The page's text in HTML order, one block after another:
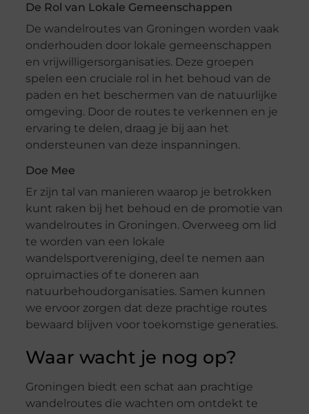
De Rol van Lokale Gemeenschappen
De wandelroutes van Groningen worden vaak
onderhouden door lokale gemeenschappen
en vrijwilligersorganisaties. Deze groepen
spelen een cruciale rol in het behoud van de
paden en het beschermen van de natuurlijke
omgeving. Door de routes te verkennen en je
ervaring te delen, draag je bij aan het
ondersteunen van deze inspanningen.
Doe Mee
Er zijn tal van manieren waarop je betrokken
kunt raken bij het behoud en de promotie van
wandelroutes in Groningen. Overweeg om lid
te worden van een lokale
wandelsportvereniging, deel te nemen aan
opruimacties of te doneren aan
natuurbehoudorganisaties. Samen kunnen
we ervoor zorgen dat deze prachtige routes
bewaard blijven voor toekomstige generaties.
Waar wacht je nog op?
Groningen biedt een schat aan prachtige
wandelroutes die wachten om ontdekt te